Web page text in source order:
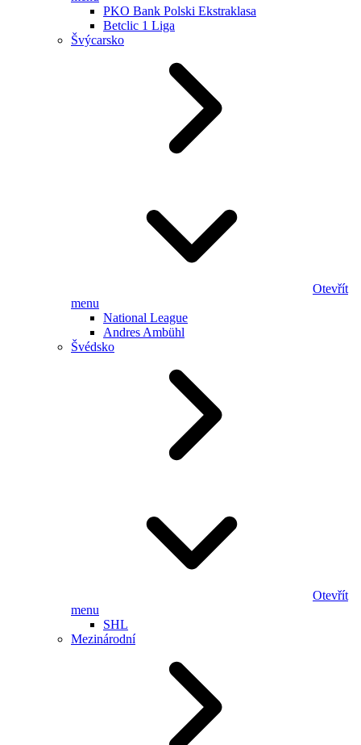
PKO Bank Polski Ekstraklasa
Betclic 1 Liga
Švýcarsko
Otevřít
menu
National League
Andres Ambühl
Švédsko
Otevřít
menu
SHL
Mezinárodní